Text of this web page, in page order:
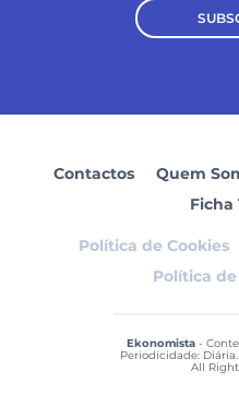
Contactos Quem
Ficha
Política de Cookies
Política
Ekonomista-
Periodicidade:
All